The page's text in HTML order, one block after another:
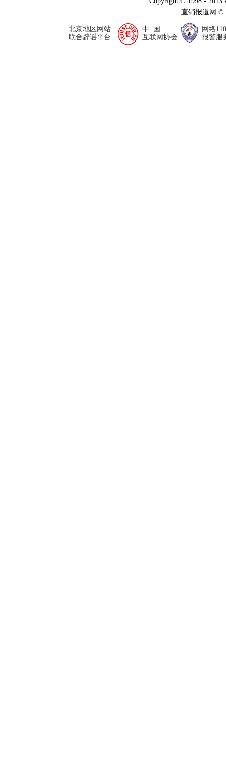
直销报道网
北京地区网站
联合辟谣平台
中 国
互联网协会
网络110
报警服